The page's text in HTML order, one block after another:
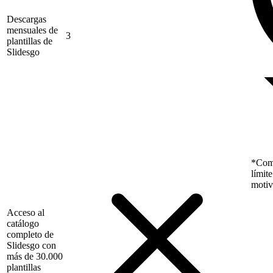
Descargas
mensuales de
plantillas de
Slidesgo
3
límite
Acceso al
catálogo
completo de
Slidesgo con
más de 30.000
plantillas